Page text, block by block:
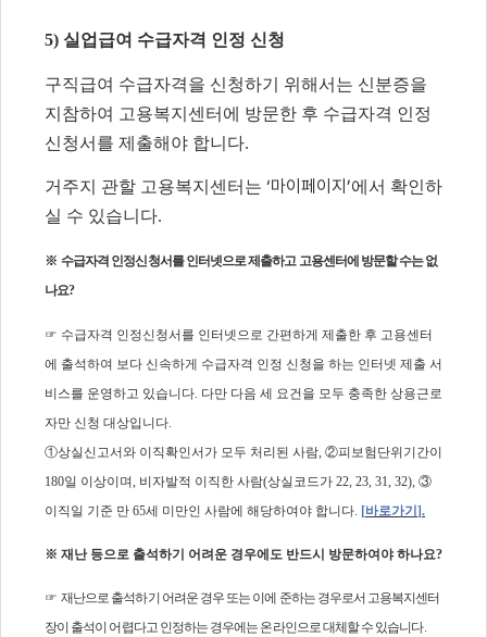
5) 실업급여 수급자격 인정 신청
구직급여 수급자격을 신청하기 위해서는 신분증을
지참하여 고용복지센터에 방문한 후 수급자격 인정
신청서를 제출해야 합니다.
거주지 관할 고용복지센터는 ‘마이페이지’에서 확인하
실 수 있습니다.
※ 수급자격 인정신청서를 인터넷으로 제출하고 고용센터에 방문할 수는 없
나요?
☞ 수급자격 인정신청서를 인터넷으로 간편하게 제출한 후 고용센터
에 출석하여 보다 신속하게 수급자격 인정 신청을 하는 인터넷 제출 서
비스를 운영하고 있습니다 다만 다음 세 요건을 모두 충족한 상용근로
자만 신청 대상입니다
①상실신고서와 이직확인서가 모두 처리된 사람 ②피보험단위기간이
180일 이상이며 비자발적 이직한 사람(상실코드가 22, 23, 31, 32), ③
이직일 기준 만 65세 미만인 사람에 해당하여야 합니다 [바로가기].
※ 재난 등으로 출석하기 어려운 경우에도 반드시 방문하여야 하나요?
☞ 재난으로 출석하기 어려운 경우 또는 이에 준하는 경우로서 고용복지센터
장이 출석이 어렵다고 인정하는 경우에는 온라인으로 대체할 수 있습니다.